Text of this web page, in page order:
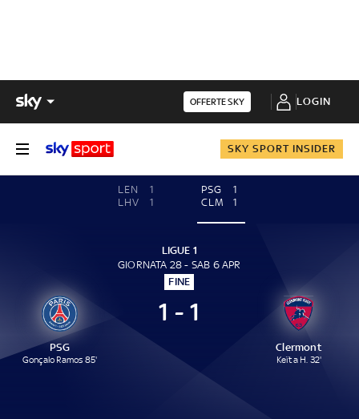
OFFERTE SKY LOGIN
SKY SPORT INSIDER
LEN
1
LHV
1
PSG
1
CLM
1
LIGUE 1
GIORNATA 28 - SAB 6 APR
FINE
PSG
Gonçalo Ramos 85'
1 - 1
Clermont
Keïta H. 32'